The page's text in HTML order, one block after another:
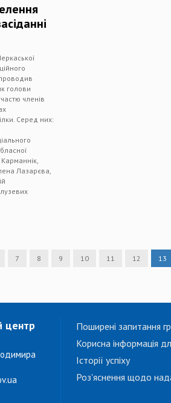
голови
членів
Серед них:
Лазарєва,
7 8 9 10 11 12 13
центр
Поширені запитання
Корисна інформація
Історії успіху
Роз'яснення щодо